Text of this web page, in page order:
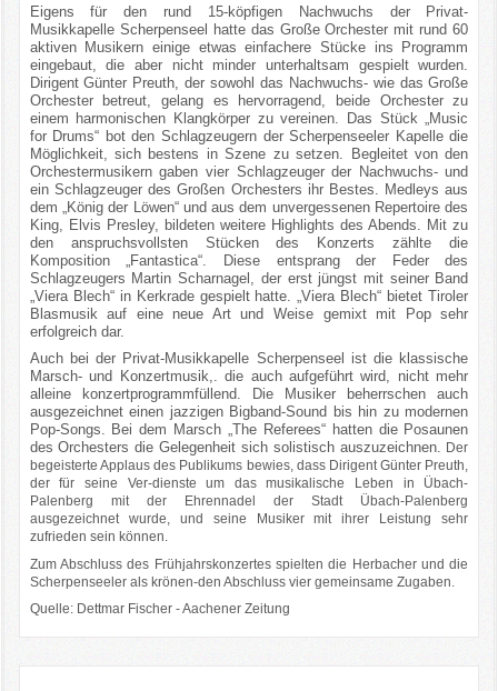
Eigens für den rund 15-köpfigen Nachwuchs der Privat-
Musikkapelle Scherpenseel hatte das Große Orchester mit rund 60
aktiven Musikern einige etwas einfachere Stücke ins Programm
eingebaut, die aber nicht minder unterhaltsam gespielt wurden.
Dirigent Günter Preuth, der sowohl das Nachwuchs- wie das Große
Orchester betreut, gelang es hervorragend, beide Orchester zu
einem harmonischen Klangkörper zu vereinen. Das Stück „Music
for Drums“ bot den Schlagzeugern der Scherpenseeler Kapelle die
Möglichkeit, sich bestens in Szene zu setzen. Begleitet von den
Orchestermusikern gaben vier Schlagzeuger der Nachwuchs- und
ein Schlagzeuger des Großen Orchesters ihr Bestes. Medleys aus
dem „König der Löwen“ und aus dem unvergessenen Repertoire des
King, Elvis Presley, bildeten weitere Highlights des Abends. Mit zu
den anspruchsvollsten Stücken des Konzerts zählte die
Komposition „Fantastica“. Diese entsprang der Feder des
Schlagzeugers Martin Scharnagel, der erst jüngst mit seiner Band
„Viera Blech“ in Kerkrade gespielt hatte. „Viera Blech“ bietet Tiroler
Blasmusik auf eine neue Art und Weise gemixt mit Pop sehr
erfolgreich dar.
Auch bei der Privat-Musikkapelle Scherpenseel ist die klassische
Marsch- und Konzertmusik,. die auch aufgeführt wird, nicht mehr
alleine konzertprogrammfüllend. Die Musiker beherrschen auch
ausgezeichnet einen jazzigen Bigband-Sound bis hin zu modernen
Pop-Songs. Bei dem Marsch „The Referees“ hatten die Posaunen
des Orchesters die Gelegenheit sich solistisch auszuzeichnen. Der
begeisterte Applaus des Publikums bewies, dass Dirigent Günter Preuth,
der für seine Ver-dienste um das musikalische Leben in Übach-
Palenberg mit der Ehrennadel der Stadt Übach-Palenberg
ausgezeichnet wurde, und seine Musiker mit ihrer Leistung sehr
zufrieden sein können.
Zum Abschluss des Frühjahrskonzertes spielten die Herbacher und die
Scherpenseeler als krönen-den Abschluss vier gemeinsame Zugaben.
Quelle: Dettmar Fischer - Aachener Zeitung